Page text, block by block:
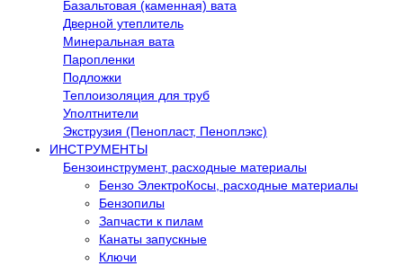
Базальтовая (каменная) вата
Дверной утеплитель
Минеральная вата
Паропленки
Подложки
Теплоизоляция для труб
Уполтнители
Экструзия (Пенопласт, Пеноплэкс)
ИНСТРУМЕНТЫ
Бензоинструмент, расходные материалы
Бензо ЭлектроКосы, расходные материалы
Бензопилы
Запчасти к пилам
Канаты запускные
Ключи